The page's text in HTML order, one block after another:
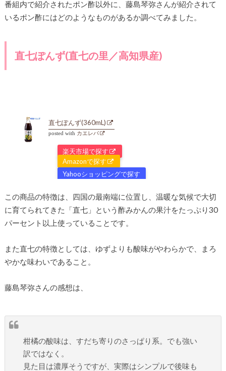
番組内で紹介されたポン酢以外に、藤島琴弥さんが紹介されて
いるポン酢にはどのようなものがあるか調べてみました。
直七ぽんず(直七の里／高知県産)
直七ぽんず(360mL)
posted with カエレバ
楽天市場で探す
Amazonで探す
Yahooショッピングで探す
この商品の特徴は、四国の最南端に位置し、温暖な気候で大切
に育てられてきた「直七」という酢みかんの果汁をたっぷり30
パーセント以上使っていることです。
また直七の特徴としては、ゆずよりも酸味がやわらかで、まろ
やかな味わいであること。
藤島琴弥さんの感想は、
柑橘の酸味は、すだち寄りのさっぱり系。でも強い
訳ではなく。
見た目は濃厚そうですが、実際はシンプルで後味も